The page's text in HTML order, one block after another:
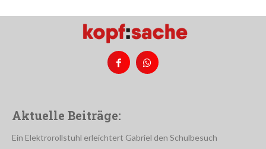
Aktuelle Beiträge:
Ein Elektrorollstuhl erleichtert Gabriel den Schulbesuch